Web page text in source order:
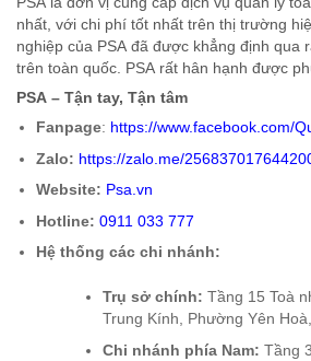
nhất, với chi phí tốt nhất trên thị trường
nghiệp của PSA đã được khẳng định qua
trên toàn quốc. PSA rất hân hạnh được
PSA – Tận tay, Tận tâm
Fanpage: https://www.facebook.com/
Zalo: https://zalo.me/
Website: Psa.vn
Hotline: 0911 033 777
Hệ thống các chi nhánh:
Trụ sở chính: Tầng 15 Toà
Trung Kính, Phường Yên
Chi nhánh phía Nam: Tầng